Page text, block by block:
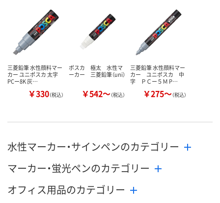
三菱鉛筆 水性顔料マー
カー ユニポスカ 太字
PCー8K 灰…
￥330（税込）
ポスカ 極太 水性マ
ーカー 三菱鉛筆（uni）
￥542～（税込）
三菱鉛筆 水性顔料マー
カー ユニポスカ 中
字 ＰＣー５Ｍ P…
￥275～（税込）
水性マーカー・サインペンのカテゴリー
マーカー・蛍光ペンのカテゴリー
オフィス用品のカテゴリー